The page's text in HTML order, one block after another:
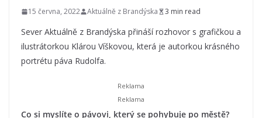
15 června, 2022 Aktuálně z Brandýska 3 min read
Sever Aktuálně z Brandýska přináší rozhovor s grafičkou a
ilustrátorkou Klárou Víškovou, která je autorkou krásného
portrétu páva Rudolfa.
Co si myslíte o pávovi, který se pohybuje po městě?